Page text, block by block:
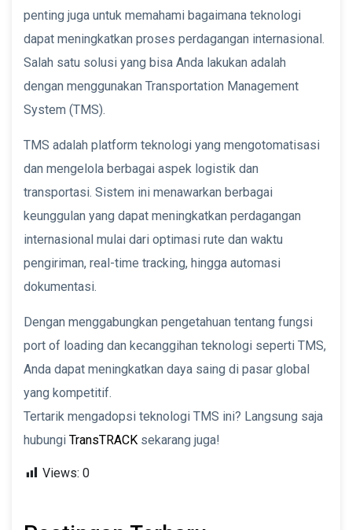
penting juga untuk memahami bagaimana teknologi
dapat meningkatkan proses perdagangan internasional.
Salah satu solusi yang bisa Anda lakukan adalah
dengan menggunakan Transportation Management
System (TMS).
TMS adalah platform teknologi yang mengotomatisasi
dan mengelola berbagai aspek logistik dan
transportasi. Sistem ini menawarkan berbagai
keunggulan yang dapat meningkatkan perdagangan
internasional mulai dari optimasi rute dan waktu
pengiriman, real-time tracking, hingga automasi
dokumentasi.
Dengan menggabungkan pengetahuan tentang fungsi
port of loading dan kecanggihan teknologi seperti TMS,
Anda dapat meningkatkan daya saing di pasar global
yang kompetitif.
Tertarik mengadopsi teknologi TMS ini? Langsung saja
hubungi TransTRACK sekarang juga!
Views: 0